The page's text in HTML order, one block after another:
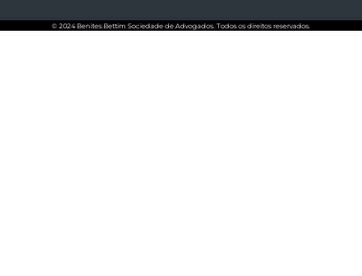
© 2024 Benites Bettim Sociedade de Advogados. Todos os direitos reservados.